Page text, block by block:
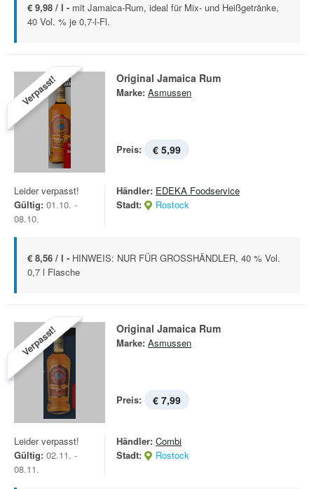
€ 9,98 / l - mit Jamaica-Rum, ideal für Mix- und Heißgetränke,
40 Vol. % je 0,7-l-Fl.
Verpasst! Original Jamaica Rum
Marke: Asmussen
Preis: € 5,99
Leider verpasst!
Gültig: 01.10. -
08.10.
Händler: EDEKA Foodservice
Stadt:
Rostock
€ 8,56 / l - HINWEIS: NUR FÜR GROSSHÄNDLER, 40 % Vol.
0,7 l Flasche
Verpasst! Original Jamaica Rum
Marke: Asmussen
Preis: € 7,99
Leider verpasst!
Gültig: 02.11. -
08.11.
Händler: Combi
Stadt:
Rostock